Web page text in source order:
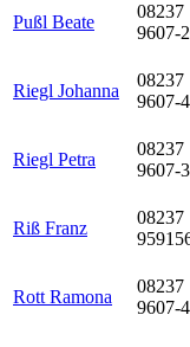
Pußl Beate
08237
9607-
Riegl Johanna
08237
9607-
Riegl Petra
08237
9607-
Riß Franz
08237
Rott Ramona
08237
9607-